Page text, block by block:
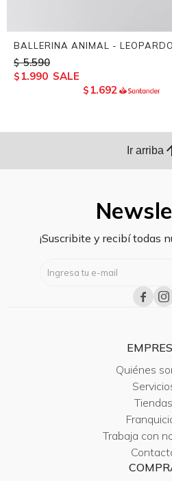
BALLERINA ANIMAL - LEOPARDO
$ 5.590
$ 1.990
$ 1.692
Ir arriba
¡Suscribite y recibí todas
 
Quiénes
Tiendas
Trabaja con